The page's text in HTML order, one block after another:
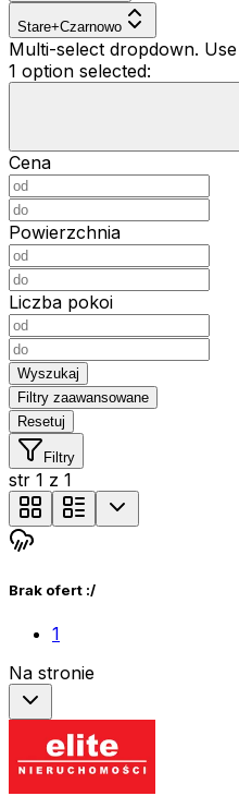
Stare+Czarnowo
Multi-select dropdown.
1 option selected:
Cena
Powierzchnia
Liczba pokoi
Wyszukaj
Filtry zaawansowane
Resetuj
Filtry
str 1 z 1
Brak ofert :/
1
Na stronie